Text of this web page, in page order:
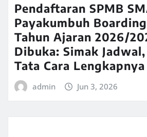
Pendaftaran SPMB
Payakumbuh
Tahun Ajaran 2026/
Dibuka: Simak
Tata Cara Lengkapnya
admin Jun 3, 2026